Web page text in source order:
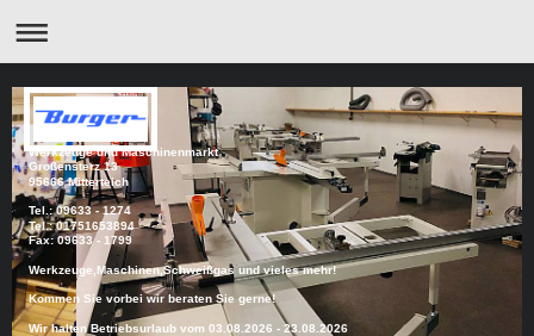
Werkzeuge und Maschinenmarkt
Großensterz 13
95666 Mitterteich
Tel.: 09633 - 1274
Tel.: 01751653894
Fax: 09633 - 1799
Werkzeuge,Maschinen,Schweißgas und vieles mehr!
Kommen Sie vorbei wir beraten Sie gerne!
Wir halten Betriebsurlaub vom 03.08.2026 - 23.08.2026